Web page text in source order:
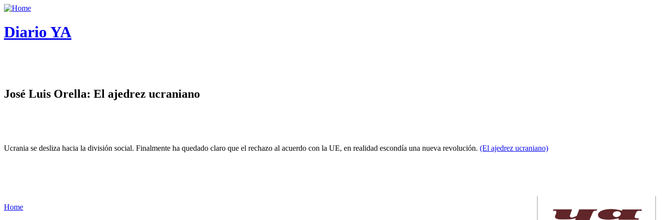
Diario YA
José Luis Orella: El ajedrez ucraniano
Ucrania se desliza hacia la división social. Finalmente ha quedado claro que el rechazo al acuerdo con la UE, en realidad escondía una nueva revolución. (El ajedrez ucraniano)
Home